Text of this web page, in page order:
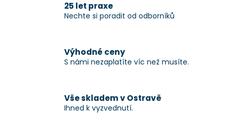
25 let praxe
Nechte si poradit od odborníků
Výhodné ceny
S námi nezaplatíte víc než musíte.
Vše skladem v Ostravě
Ihned k vyzvednutí.